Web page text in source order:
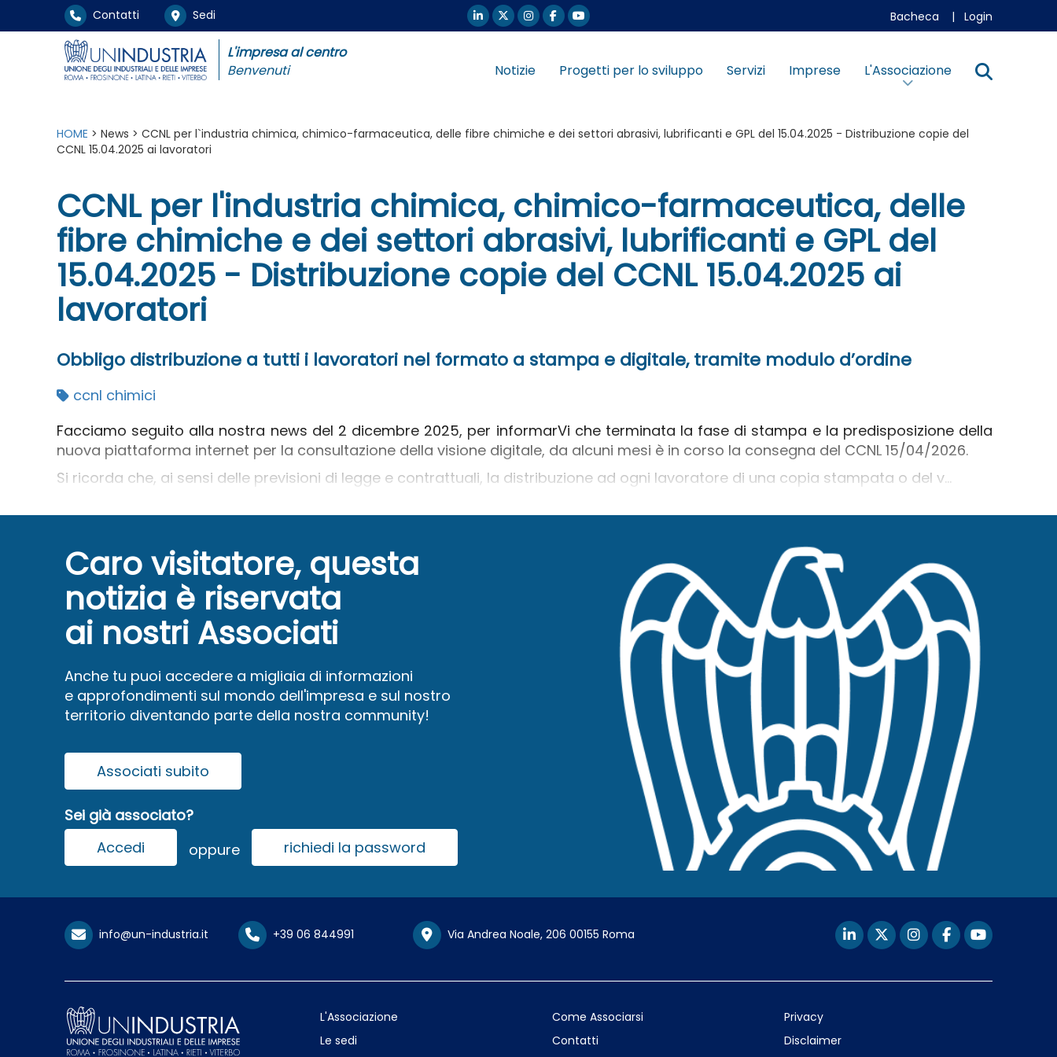
Contatti Sedi Bacheca | Login
L'impresa al centro
Benvenuti
Notizie Progetti per lo sviluppo Servizi Imprese L'Associazione
HOME > News > CCNL per l`industria chimica, chimico-farmaceutica, delle fibre chimiche e dei settori abrasivi, lubrificanti e GPL del 15.04.2025 - Distribuzione copie del
CCNL 15.04.2025 ai lavoratori
CCNL per l'industria chimica, chimico-farmaceutica, delle
fibre chimiche e dei settori abrasivi, lubrificanti e GPL del
15.04.2025 - Distribuzione copie del CCNL 15.04.2025 ai
lavoratori
Obbligo distribuzione a tutti i lavoratori nel formato a stampa e digitale, tramite modulo d’ordine
ccnl chimici
Facciamo seguito alla nostra news del 2 dicembre 2025, per informarVi che terminata la fase di stampa e la predisposizione della
nuova piattaforma internet per la consultazione della visione digitale, da alcuni mesi è in corso la consegna del CCNL 15/04/2026.
Si ricorda che, ai sensi delle previsioni di legge e contrattuali, la distribuzione ad ogni lavoratore di una copia stampata o del v...
Caro visitatore, questa
notizia è riservata
ai nostri Associati
Anche tu puoi accedere a migliaia di informazioni
e approfondimenti sul mondo dell'impresa e sul nostro
territorio diventando parte della nostra community!
Associati subito
Sei già associato?
Accedi
oppure richiedi la password
info@un-industria.it +39 06 844991 Via Andrea Noale, 206 00155 Roma
L'Associazione
Le sedi
Come Associarsi
Contatti
Privacy
Disclaimer